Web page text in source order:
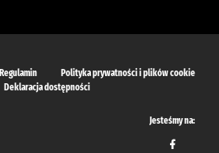
Regulamin
Polityka prywatności i plików cookie
Deklaracja dostępności
Jesteśmy na: